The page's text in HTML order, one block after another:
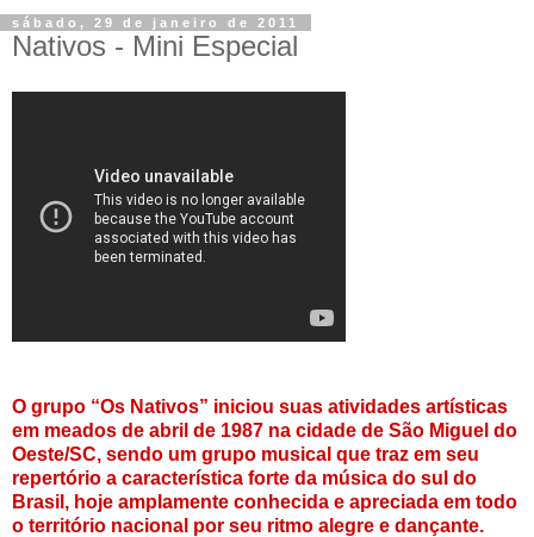
sábado, 29 de janeiro de 2011
Nativos - Mini Especial
O grupo “Os Nativos” iniciou suas atividades artísticas
em meados de abril de 1987 na cidade de São Miguel do
Oeste/SC, sendo um grupo musical que traz em seu
repertório a característica forte da música do sul do
Brasil, hoje amplamente conhecida e apreciada em todo
o território nacional por seu ritmo alegre e dançante.